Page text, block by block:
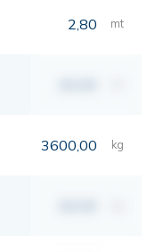
2,80 mt
3600,00 kg